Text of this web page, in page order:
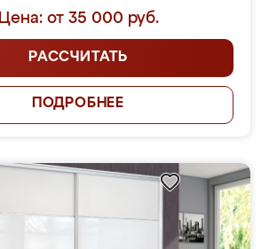
Цена: от 35 000 руб.
РАССЧИТАТЬ
ПОДРОБНЕЕ